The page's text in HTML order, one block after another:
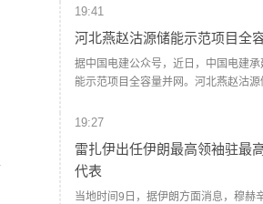
请单约1.9万份，申请单金额约1亿元，
外旅客离境退税申请单超8.9万份，申
同比分别增长7.5倍、1.4倍。(人民财
19:41
河北燕赵沽源储能示范项目全
据中国电建公众号，近日，中国电建
能示范项目全容量并网。河北燕赵沽
酸铁锂储能系统，共安装48组6.25兆瓦
(人民财讯)
19:27
雷扎伊出任伊朗最高领袖驻最
代表
当地时间9日，据伊朗方面消息，穆赫